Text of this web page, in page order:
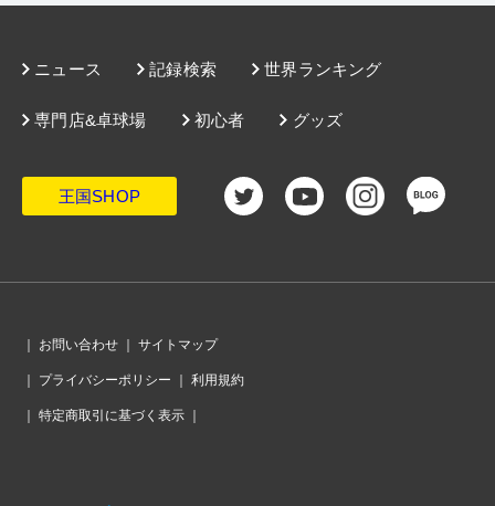
ニュース 記録検索 世界ランキング
グッズ
専門店&卓球場 初心者
王国SHOP
｜ お問い合わせ ｜ サイトマップ
｜ プライバシーポリシー ｜ 利用規約
｜ 特定商取引に基づく表示 ｜